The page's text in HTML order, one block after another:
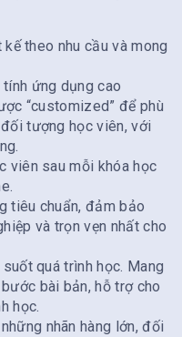
theo nhu cầu và mong
ứng dụng cao
“customized” để phù
tượng học viên, với
viên sau mỗi khóa học
tiêu chuẩn, đảm bảo
và trọn vẹn nhất cho
quá trình học. Mang
bài bản, hỗ trợ cho
học.
nhãn hàng lớn, đối